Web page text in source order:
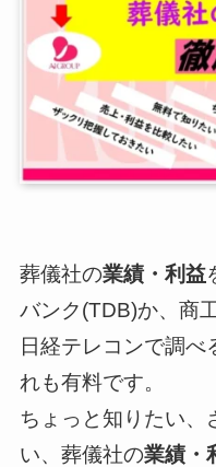
葬儀社の業績・利益
バンク(TDB)か、商
日経テレコンで調べ
れも有料です。
ちょっと知りたい、
い、葬儀社の業績・